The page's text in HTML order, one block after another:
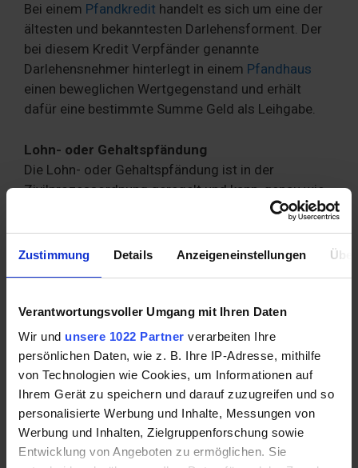
Zustimmung Details Anzeigeneinstellungen
Verantwortungsvoller Umgang mit Ihren Daten
Wir und unsere 1022 Partner verarbeiten Ihre
persönlichen Daten, wie z. B. Ihre IP-Adresse, mithilfe
von Technologien wie Cookies, um Informationen auf
Ihrem Gerät zu speichern und darauf zuzugreifen und so
personalisierte Werbung und Inhalte, Messungen von
Werbung und Inhalten, Zielgruppenforschung sowie
Entwicklung von Angeboten zu ermöglichen. Sie
Bei einem Pfandkredit handelt es sich um eine der
ältesten und bekanntesten Darlehensforment. Der
bei diesem Kredit Verpfänder genannte
Darlehensnehmer hinterlegt in einem Pfandhaus
einen beweglichen Wertgegenstand und erhält
dafür eine bestimmte Summe Geld als Leihgabe.
Lohn- oder Gehaltspfändung
Die Lohn- oder Gehaltspfändung ist in der
Zivilprozessordnung geregelt und kann, genau wie
Pfändungsbeschlusserwirkt werden. Um den
Forderungen des Gläubigers nachzukommen, wird
Grundpfand
Das Grundpfand ist eine Immobilie, diezur
Sicherung einer Forderungdient. Das
Grundpfandrecht ist im Bürgerlichen Gesetzbuch
geregelt und umfasst Hypothek, Grundschuld
und Rentenschuld. Die Hypothek dient zur
Sicherung von Darlehen und anderen Forderungen
und ist eine Belastung eines Grundstücks bis zu